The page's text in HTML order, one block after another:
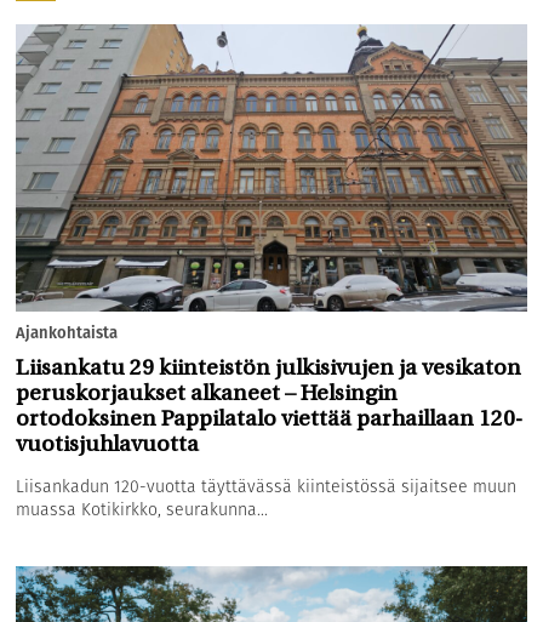
Ajankohtaista
Liisankatu 29 kiinteistön julkisivujen ja vesikaton
peruskorjaukset alkaneet – Helsingin
ortodoksinen Pappilatalo viettää parhaillaan 120-
vuotisjuhlavuotta
Liisankadun 120-vuotta täyttävässä kiinteistössä sijaitsee muun
muassa Kotikirkko, seurakunna...